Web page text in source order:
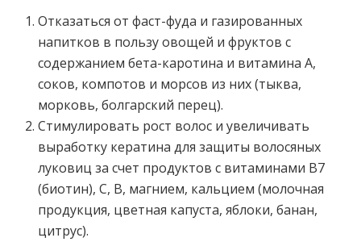
Отказаться от фаст-фуда и газированных
напитков в пользу овощей и фруктов с
содержанием бета-каротина и витамина А,
соков, компотов и морсов из них (тыква,
морковь, болгарский перец).
Стимулировать рост волос и увеличивать
выработку кератина для защиты волосяных
луковиц за счет продуктов с витаминами В7
(биотин), С, В, магнием, кальцием (молочная
продукция, цветная капуста, яблоки, банан,
цитрус).